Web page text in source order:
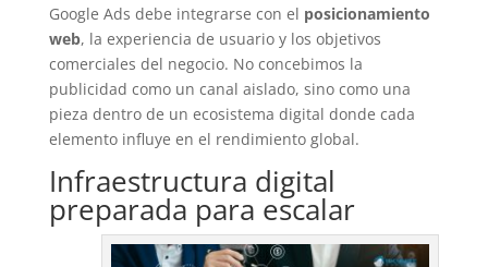
Google Ads debe integrarse con el posicionamiento
web, la experiencia de usuario y los objetivos
comerciales del negocio. No concebimos la
publicidad como un canal aislado, sino como una
pieza dentro de un ecosistema digital donde cada
elemento influye en el rendimiento global.
Infraestructura digital
preparada para escalar